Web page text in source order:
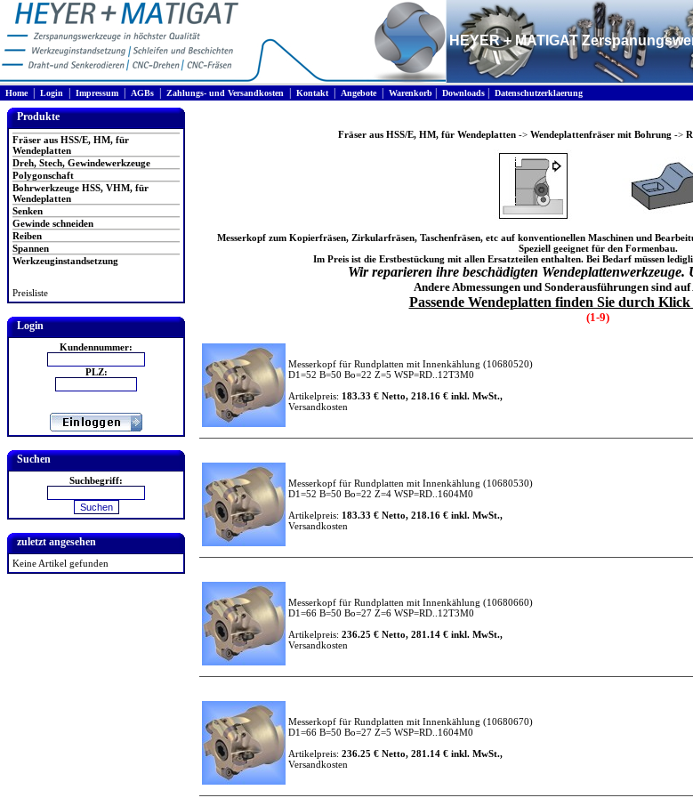
HEYER + MATIGAT
Home| Login Impressum AGBs Zahlungs- und Versandkosten Kontakt| Angebote| Warenkorb Downloads Datenschutzerklaerung
Produkte
Fräser aus HSS/E, HM, für
Wendeplatten
Dreh, Stech, Gewindewerkzeuge
Polygonschaft
Bohrwerkzeuge HSS, VHM, für
Wendeplatten
Senken
Gewinde schneiden
Reiben
Spannen
Werkzeuginstandsetzung
Preisliste
Login
Kundennummer:
PLZ:
Suchen
Suchbegriff:
zuletzt angesehen
Keine Artikel gefunden
Fräser aus HSS/E, HM, für Wendeplatten -> Wendeplattenfräser mit Bohrung ->
Messerkopf zum Kopierfräsen, Zirkularfräsen, Taschenfräsen, etc auf konventionellen Maschinen und
Speziell geeignet für den Formenbau.
Im Preis ist die Erstbestückung mit allen Ersatzteilen enthalten. Bei Bedarf müssen
Wir reparieren ihre beschädigten
Andere Abmessungen und Sonderausführungen sind
Passende Wendeplatten finden Sie durch
(1-9)
Messerkopf für Rundplatten mit Innenkählung (10680520)
D1=52 B=50 Bo=22 Z=5 WSP=RD..12T3M0
Artikelpreis: 183.33 € Netto, 218.16 € inkl. MwSt.,
Versandkosten
Messerkopf für Rundplatten mit Innenkählung (10680530)
D1=52 B=50 Bo=22 Z=4 WSP=RD..1604M0
Artikelpreis: 183.33 € Netto, 218.16 € inkl. MwSt.,
Versandkosten
Messerkopf für Rundplatten mit Innenkählung (10680660)
D1=66 B=50 Bo=27 Z=6 WSP=RD..12T3M0
Artikelpreis: 236.25 € Netto, 281.14 € inkl. MwSt.,
Versandkosten
Messerkopf für Rundplatten mit Innenkählung (10680670)
D1=66 B=50 Bo=27 Z=5 WSP=RD..1604M0
Artikelpreis: 236.25 € Netto, 281.14 € inkl. MwSt.,
Versandkosten